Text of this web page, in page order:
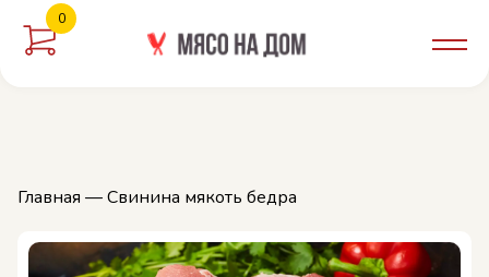
0
Главная — Свинина мякоть бедра